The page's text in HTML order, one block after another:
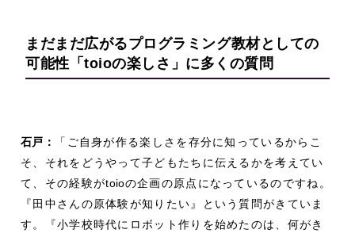
まだまだ広がるプログラミング教材としての
可能性 「toioの楽しさ」に多くの質問
石戸：
「ご自身が作る楽しさを存分に知っているからこ
そ、それをどうやって子どもたちに伝えるかを考えてい
て、その経験がtoioの企画の原点になっているのですね。
『田中さんの原体験が知りたい』という質問がきていま
す。『小学校時代にロボット作りを始めたのは、何がき